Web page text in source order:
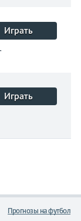
Играть
Играть
Прогнозы на футбол